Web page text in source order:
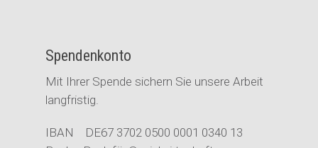
Spendenkonto
Mit Ihrer Spende sichern Sie unsere Arbeit
langfristig.
IBAN DE67 3702 0500 0001 0340 13